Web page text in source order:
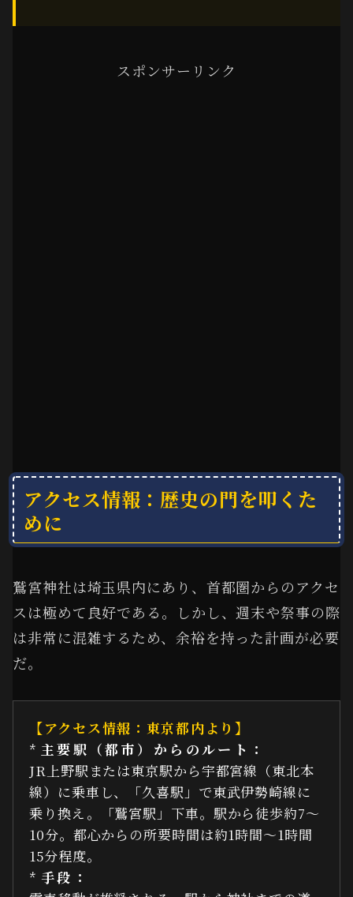
スポンサーリンク
アクセス情報：歴史の門を叩くた
めに
鷲宮神社は埼玉県内にあり、首都圏からのアクセ
スは極めて良好である。しかし、週末や祭事の際
は非常に混雑するため、余裕を持った計画が必要
だ。
【アクセス情報：東京都内より】
* 主要駅（都市）からのルート：
JR上野駅または東京駅から宇都宮線（東北本
線）に乗車し、「久喜駅」で東武伊勢崎線に
乗り換え。「鷲宮駅」下車。駅から徒歩約7～
10分。都心からの所要時間は約1時間〜1時間
15分程度。
* 手段：